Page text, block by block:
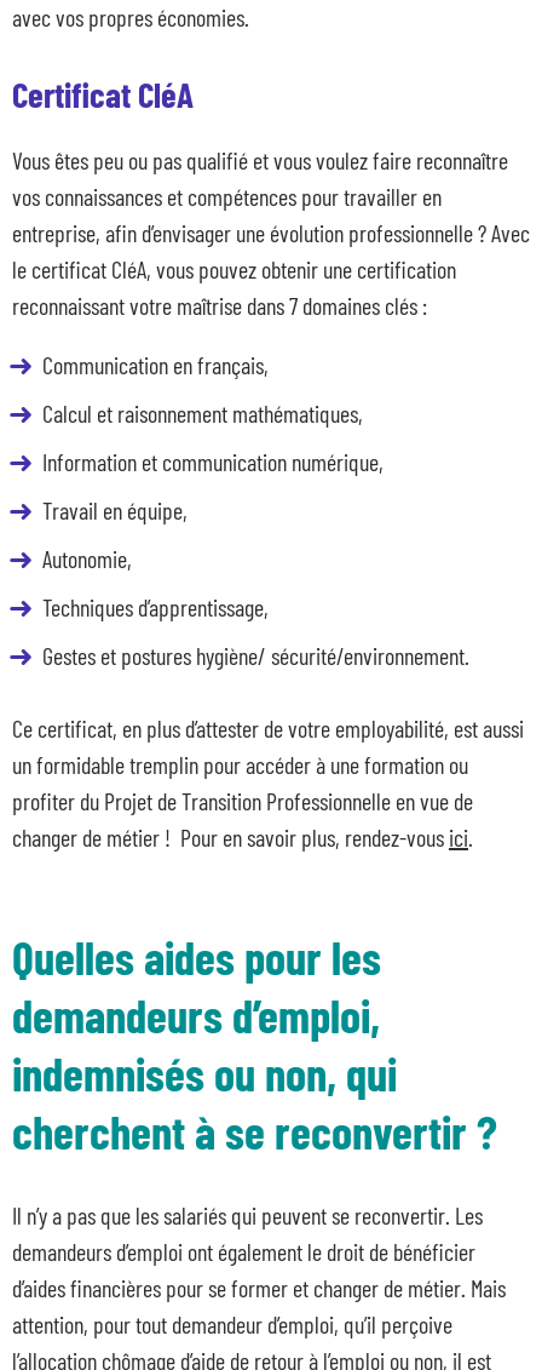
avec vos propres économies.
Certificat CléA
Vous êtes peu ou pas qualifié et vous voulez faire reconnaître
vos connaissances et compétences pour travailler en
entreprise, afin d’envisager une évolution professionnelle ? Avec
le certificat CléA, vous pouvez obtenir une certification
reconnaissant votre maîtrise dans 7 domaines clés :
Communication en français,
Calcul et raisonnement mathématiques,
Information et communication numérique,
Travail en équipe,
Autonomie,
Techniques d’apprentissage,
Gestes et postures hygiène/ sécurité/environnement.
Ce certificat, en plus d’attester de votre employabilité, est aussi
un formidable tremplin pour accéder à une formation ou
profiter du Projet de Transition Professionnelle en vue de
changer de métier ! Pour en savoir plus, rendez-vous ici
Quelles aides pour les
demandeurs d’emploi,
indemnisés ou non, qui
cherchent à se reconvertir ?
Il n’y a pas que les salariés qui peuvent se reconvertir. Les
demandeurs d’emploi ont également le droit de bénéficier
d’aides financières pour se former et changer de métier. Mais
attention, pour tout demandeur d’emploi, qu’il perçoive
l’allocation chômage d’aide de retour à l’emploi ou non, il est